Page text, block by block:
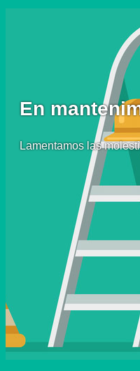
En
Lamentamos las